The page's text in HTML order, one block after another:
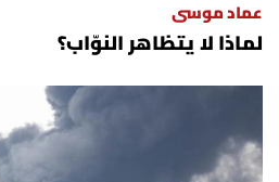
عماد موسى
لماذا لا يتظاهر النوّاب؟